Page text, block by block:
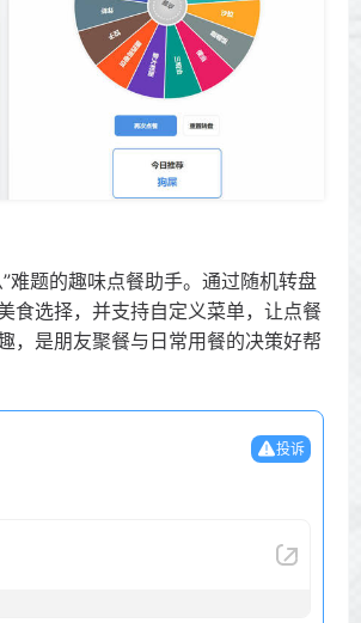
难题的趣味点餐助手。通过随机转盘
食选择，并支持自定义菜单，让点餐
，是朋友聚餐与日常用餐的决策好帮
投诉